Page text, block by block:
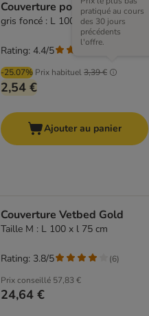
Couverture polaire Pawty
gris foncé : L 100 x l 70 cm
-25.07% Prix habituel3,39 €
pratiqué au cours
des 30 jours
précédents
l'offre.
2,54 €
Rating: 4.4/5
Ajouter au panier
Couverture Vetbed Gold
Taille M : L 100 x l 75 cm
Prix conseillé 57,83 €
24,64 €
Rating: 3.8/5 (6)